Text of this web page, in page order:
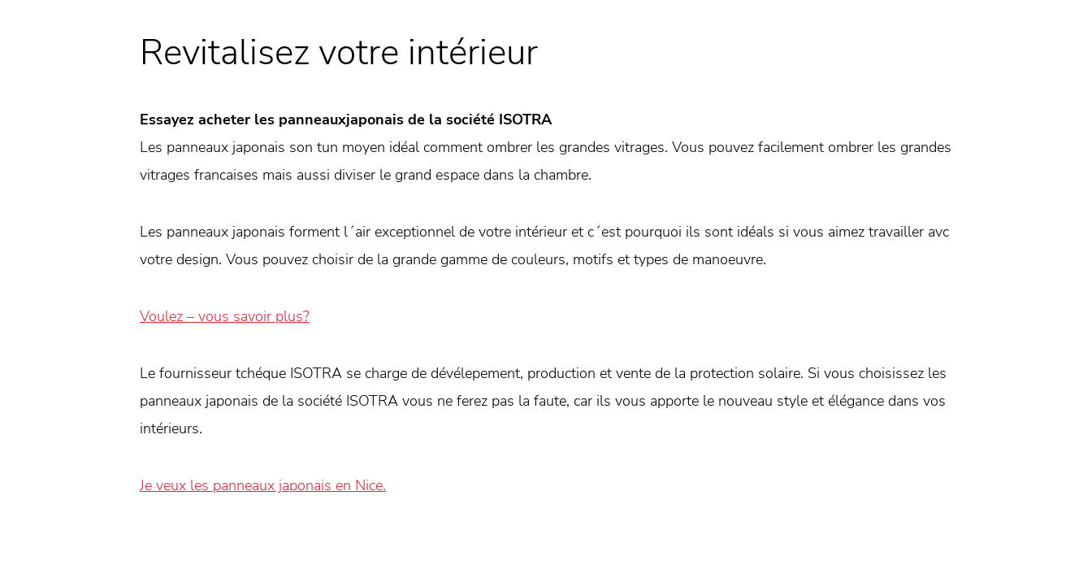
Revitalisez votre intérieur
Essayez acheter les panneauxjaponais de la société ISOTRA
Les panneaux japonais son tun moyen idéal comment ombrer les grandes vitrages. Vous pouvez facilement ombrer les grandes
vitrages francaises mais aussi diviser le grand espace dans la chambre.
Les panneaux japonais forment l´air exceptionnel de votre intérieur et c´est pourquoi ils sont idéals si vous aimez travailler avc
votre design. Vous pouvez choisir de la grande gamme de couleurs, motifs et types de manoeuvre.
Voulez – vous savoir plus?
Le fournisseur tchéque ISOTRA se charge de dévélepement, production et vente de la protection solaire. Si vous choisissez les
panneaux japonais de la société ISOTRA vous ne ferez pas la faute, car ils vous apporte le nouveau style et élégance dans vos
intérieurs.
Je veux les panneaux japonais en Nice.